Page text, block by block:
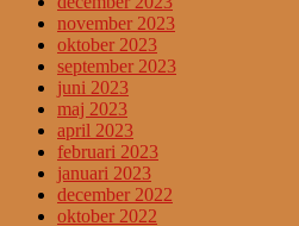
november 2023
oktober 2023
september 2023
juni 2023
maj 2023
april 2023
februari 2023
januari 2023
december 2022
oktober 2022